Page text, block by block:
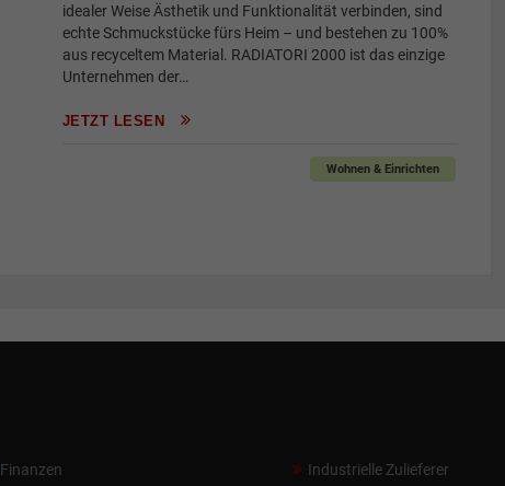
idealer Weise Ästhetik und Funktionalität verbinden, sind
echte Schmuckstücke fürs Heim – und bestehen zu 100%
aus recyceltem Material. RADIATORI 2000 ist das einzige
Unternehmen der…
JETZT LESEN
Wohnen & Einrichten
Finanzen
Industrielle Zulieferer